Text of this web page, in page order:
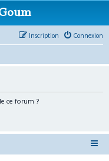
Connexion
Inscription
ce forum ?